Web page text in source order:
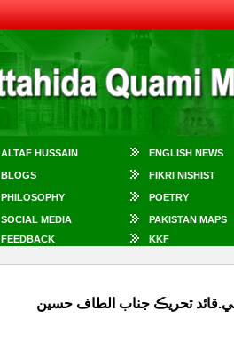
ALTAF HUSSAIN ENGLISH NEWS
BLOGS FIKRI NISHIST
PHILOSOPHY POETRY
SOCIAL MEDIA PAKISTAN MAPS
FEEDBACK KKF
تحريڪ جناب الطاف حسين